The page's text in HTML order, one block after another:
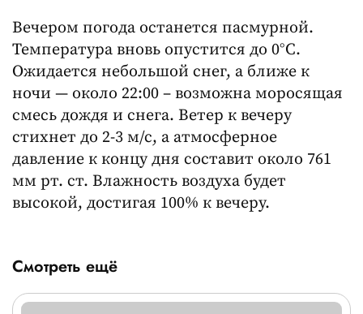
Вечером погода останется пасмурной.
Температура вновь опустится до 0°C.
Ожидается небольшой снег, а ближе к
ночи — около 22:00 – возможна моросящая
смесь дождя и снега. Ветер к вечеру
стихнет до 2-3 м/с, а атмосферное
давление к концу дня составит около 761
мм рт. ст. Влажность воздуха будет
высокой, достигая 100% к вечеру.
Смотреть ещё